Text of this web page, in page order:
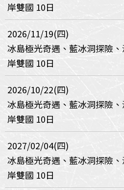
岸雙國 10日
2026/11/19(四)
冰島極光奇遇、藍冰洞探險
岸雙國 10日
2026/10/22(四)
冰島極光奇遇、藍冰洞探險
岸雙國 10日
2027/02/04(四)
冰島極光奇遇、藍冰洞探險
岸雙國 10日